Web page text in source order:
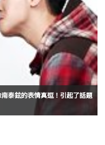
泰鉉的表情真逗！引起了話題